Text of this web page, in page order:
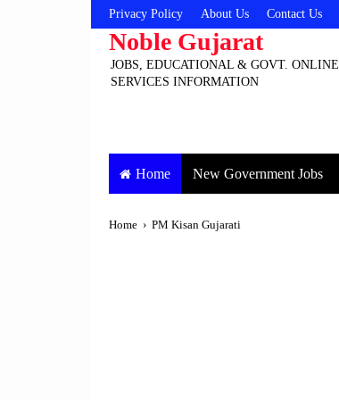
Privacy Policy About Us Contact Us
Noble Gujarat
JOBS, EDUCATIONAL & GOVT. ONLINE
SERVICES INFORMATION
Home New Government Jobs
Home › PM Kisan Gujarati